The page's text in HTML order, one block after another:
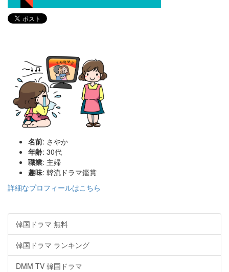
名前: さやか
年齢: 30代
職業: 主婦
趣味: 韓流ドラマ鑑賞
詳細なプロフィールはこちら
韓国ドラマ 無料
韓国ドラマ ランキング
DMM TV 韓国ドラマ